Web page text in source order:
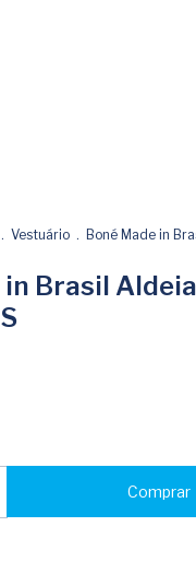
. Vestuário . Boné Made in
in Brasil